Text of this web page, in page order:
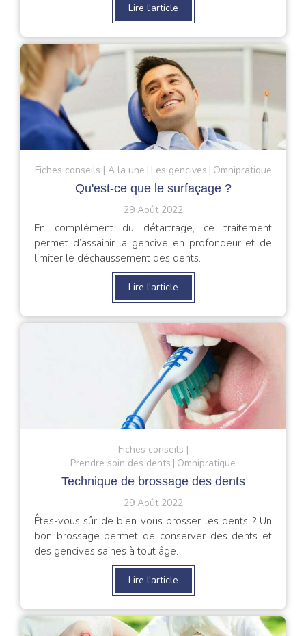
Lire l'article
Fiches conseils A la une Les gencives Omnipratique
Qu'est-ce que le surfaçage ?
29 Août 2022
En complément du détartrage, ce traitement
permet d’assainir la gencive en profondeur et de
limiter le déchaussement des dents.
Lire l'article
Fiches conseils
Prendre soin des dents Omnipratique
Technique de brossage des dents
29 Août 2022
Êtes-vous sûr de bien vous brosser les dents ? Un
bon brossage permet de conserver des dents et
des gencives saines à tout âge.
Lire l'article